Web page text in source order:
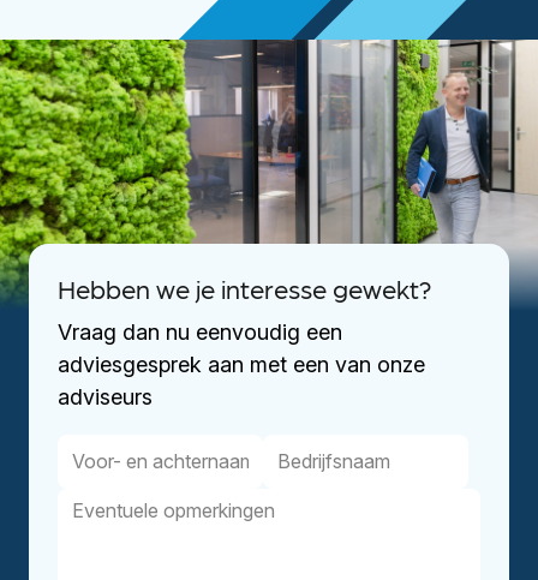
Hebben we je interesse gewekt?
Vraag dan nu eenvoudig een
adviesgesprek aan met een van onze
adviseurs